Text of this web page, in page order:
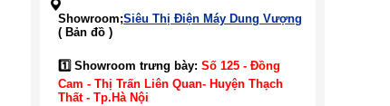
Showroom;Siêu Thị Điện Máy Dung Vượng
( Bản đồ )
1️⃣ Showroom trưng bày: Số 125 - Đồng
Cam - Thị Trấn Liên Quan- Huyện Thạch
Thất - Tp.Hà Nội